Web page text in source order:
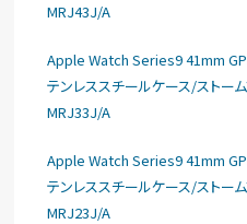
MRJ43J/A
Apple Watch Series9 41mm
テンレススチールケース/ストー
MRJ33J/A
Apple Watch Series9 41mm
テンレススチールケース/ストー
MRJ23J/A